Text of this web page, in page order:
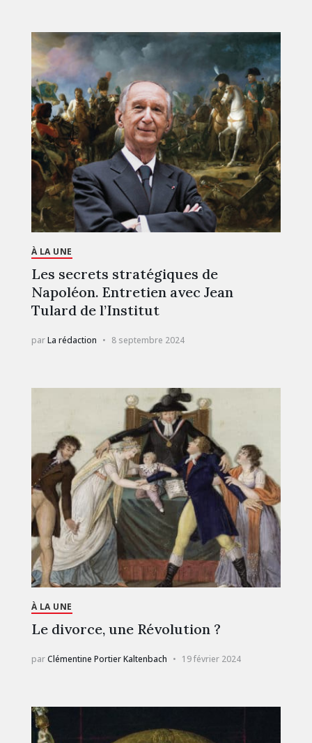
À LA UNE
Les secrets stratégiques de
Napoléon. Entretien avec Jean
Tulard de l’Institut
parLa rédaction 8 septembre 2024
À LA UNE
Le divorce, une Révolution ?
parClémentine Portier Kaltenbach 19 février 2024